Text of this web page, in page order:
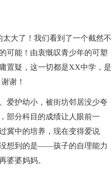
大了！我们看到了一个截然不
可能！由衷慨叹青少年的可塑
置疑，这一切都是XX中学，是
谢！
爱护幼小，被街坊邻居没少夸
部分科目的成绩让人眼前一
冀中的培养，现在变得爱说
想到的是——孩子的自理能力
婆婆妈妈。